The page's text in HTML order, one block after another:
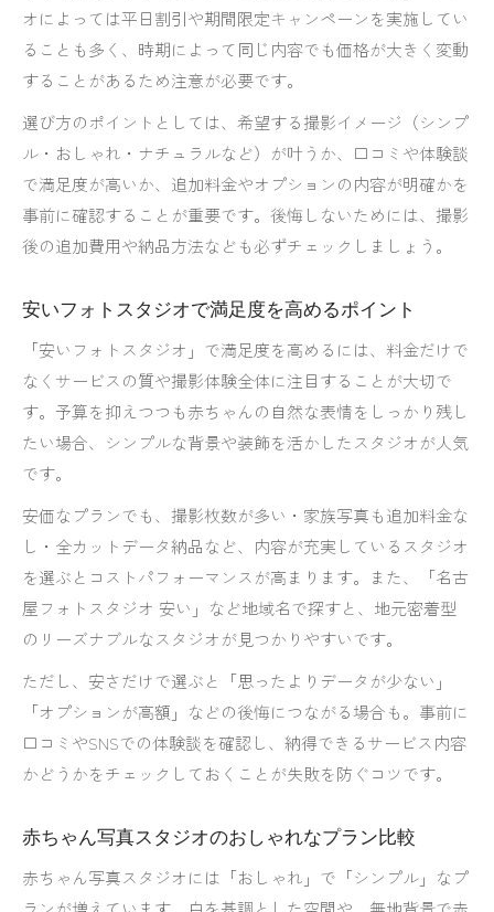
オによっては平日割引や期間限定キャンペーンを実施してい
ることも多く、時期によって同じ内容でも価格が大きく変動
することがあるため注意が必要です。
選び方のポイントとしては、希望する撮影イメージ（シンプ
ル・おしゃれ・ナチュラルなど）が叶うか、口コミや体験談
で満足度が高いか、追加料金やオプションの内容が明確かを
事前に確認することが重要です。後悔しないためには、撮影
後の追加費用や納品方法なども必ずチェックしましょう。
安いフォトスタジオで満足度を高めるポイント
「安いフォトスタジオ」で満足度を高めるには、料金だけで
なくサービスの質や撮影体験全体に注目することが大切で
す。予算を抑えつつも赤ちゃんの自然な表情をしっかり残し
たい場合、シンプルな背景や装飾を活かしたスタジオが人気
です。
安価なプランでも、撮影枚数が多い・家族写真も追加料金な
し・全カットデータ納品など、内容が充実しているスタジオ
を選ぶとコストパフォーマンスが高まります。また、「名古
屋フォトスタジオ 安い」など地域名で探すと、地元密着型
のリーズナブルなスタジオが見つかりやすいです。
ただし、安さだけで選ぶと「思ったよりデータが少ない」
「オプションが高額」などの後悔につながる場合も。事前に
口コミやSNSでの体験談を確認し、納得できるサービス内容
かどうかをチェックしておくことが失敗を防ぐコツです。
赤ちゃん写真スタジオのおしゃれなプラン比較
赤ちゃん写真スタジオには「おしゃれ」で「シンプル」なプ